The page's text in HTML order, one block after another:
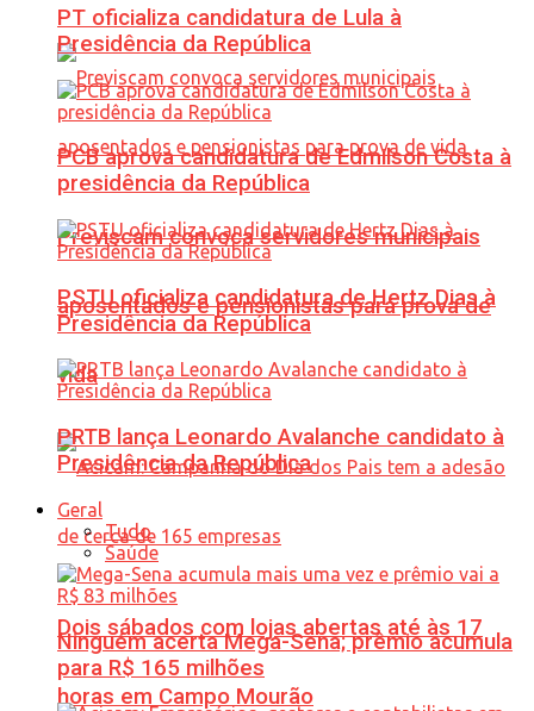
Previscam convoca servidores municipais
aposentados e pensionistas para prova de
vida
Dois sábados com lojas abertas até às 17
horas em Campo Mourão
PT oficializa candidatura de Lula à
Presidência da República
PCB aprova candidatura de Edmilson Costa à
presidência da República
PSTU oficializa candidatura de Hertz Dias à
Presidência da República
PRTB lança Leonardo Avalanche candidato à
Presidência da República
Geral
Tudo
Saúde
Ninguém acerta Mega-Sena; prêmio acumula
para R$ 165 milhões